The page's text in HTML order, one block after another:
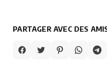
PARTAGER AVEC DES